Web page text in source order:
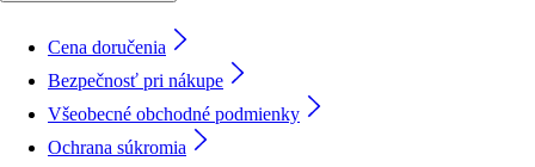
Cena doručenia
Bezpečnosť pri nákupe
Všeobecné obchodné podmienky
Ochrana súkromia